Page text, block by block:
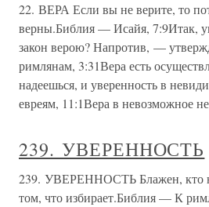
22. ВЕРА Если вы не верите, то
верны.Библия — Исайя, 7:9Итак,
закон верою? Напротив, —
римлянам, 3:31Вера есть
надеешься, и уверенность в
евреям, 11:1Вера в невозможное не
239. УВЕРЕННОСТЬ
239. УВЕРЕННОСТЬ Блажен, кто
том, что избирает.Библия — К